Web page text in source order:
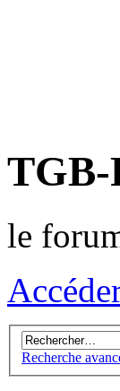
TGB-
le
Recherche